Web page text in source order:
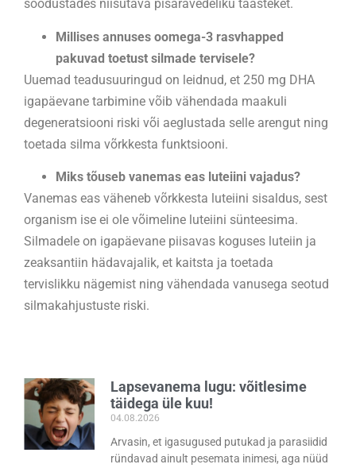
soodustades niisutava pisaravedeliku taasteket.
Millises annuses oomega-3 rasvhapped
pakuvad toetust silmade tervisele?
Uuemad teadusuuringud on leidnud, et 250 mg DHA
igapäevane tarbimine võib vähendada maakuli
degeneratsiooni riski või aeglustada selle arengut ning
toetada silma võrkkesta funktsiooni.
Miks tõuseb vanemas eas luteiini vajadus?
Vanemas eas väheneb võrkkesta luteiini sisaldus, sest
organism ise ei ole võimeline luteiini sünteesima.
Silmadele on igapäevane piisavas koguses luteiin ja
zeaksantiin hädavajalik, et kaitsta ja toetada
tervislikku nägemist ning vähendada vanusega seotud
silmakahjustuste riski.
Lapsevanema lugu: võitlesime
täidega üle kuu!
04.08.2026
Arvasin, et igasugused putukad ja parasiidid
ründavad ainult pesemata inimesi, aga nüüd